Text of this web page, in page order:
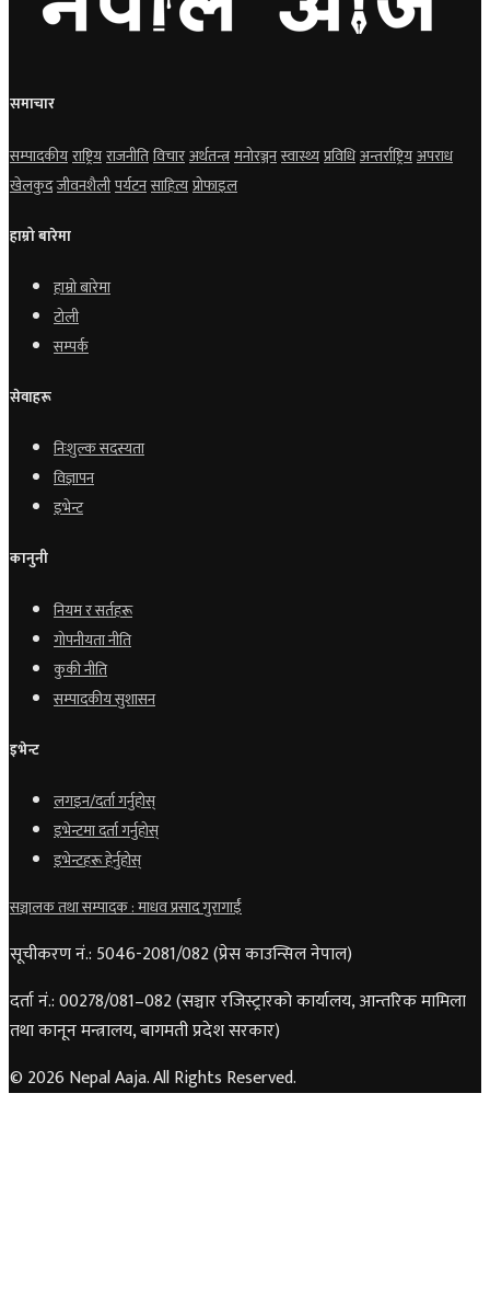
समाचार
सम्पादकीयराष्ट्रियराजनीतिविचारअर्थतन्त्रमनोरञ्जनस्वास्थ्यप्रविधिअन्तर्राष्ट्रियअपराध
खेलकुदजीवनशैलीपर्यटनसाहित्यप्रोफाइल
हाम्रो बारेमा
हाम्रो बारेमा
टोली
सम्पर्क
सेवाहरू
निःशुल्क सदस्यता
विज्ञापन
इभेन्ट
कानुनी
नियम र सर्तहरू
गोपनीयता नीति
कुकी नीति
सम्पादकीय सुशासन
इभेन्ट
लगइन/दर्ता गर्नुहोस्
इभेन्टमा दर्ता गर्नुहोस्
इभेन्टहरू हेर्नुहोस्
सञ्चालक तथा सम्पादक : माधव प्रसाद गुरागाईं
सूचीकरण नं.: 5046-2081/082 (प्रेस काउन्सिल नेपाल)
दर्ता नं.: 00278/081–082 (सञ्चार रजिस्ट्रारको कार्यालय, आन्तरिक मामिला
तथा कानून मन्त्रालय, बागमती प्रदेश सरकार)
© 2026 Nepal Aaja. All Rights Reserved.